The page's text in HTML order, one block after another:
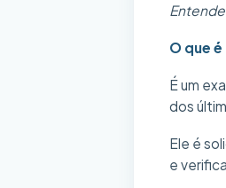
O que
É um
dos
Ele é
e